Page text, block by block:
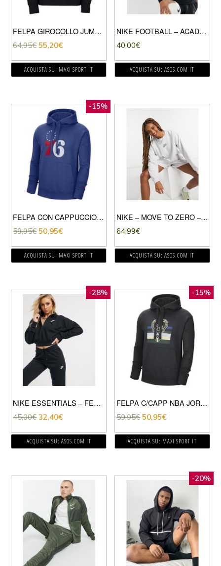
FELPA GIROCOLLO JUMPMAN CLASSIC
64,95€ 55,20€
ACQUISTA SU: MAXI SPORT IT
NIKE FOOTBALL – ACADEMY DRILL – FELPA CON MEZZA ZIP NERA-NERO
40,00€
ACQUISTA SU: ASOS.COM IT
-15%
FELPA CON CAPPUCCIO PHILADELPHIA 76ERS
59,95€ 50,95€
ACQUISTA SU: MAXI SPORT IT
NIKE – MOVE TO ZERO – FELPA GRIGIO CHIARO-CREMA
64,99€
ACQUISTA SU: ASOS.COM IT
-28%
NIKE ESSENTIALS – FELPA CORTA NERA ACCOLLATA-NERO
45,00€ 32,40€
ACQUISTA SU: ASOS.COM IT
-15%
FELPA C/CAPP NBA JORDAN MILWAUKEE BUCKS
59,95€ 50,95€
ACQUISTA SU: MAXI SPORT IT
-20%